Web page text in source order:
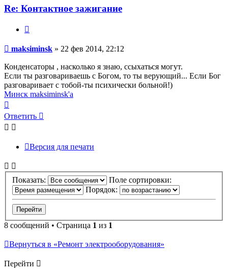
Re: Контактное зажигание
Сообщение
maksiminsk » 22 фев 2014, 22:12
Конденсаторы , насколько я знаю, ссыхаться могут.
Если ты разговариваешь с Богом, то ты верующий... Если Бог
разговаривает с тобой-ты психически больной!)
Минск maksiminsk'а
к
началу
Ответить
Версия для печати
Показать:
Поле сортировки:
Порядок:
8 сообщений • Страница 1 из 1
Вернуться в «Ремонт электрооборудования»
Перейти